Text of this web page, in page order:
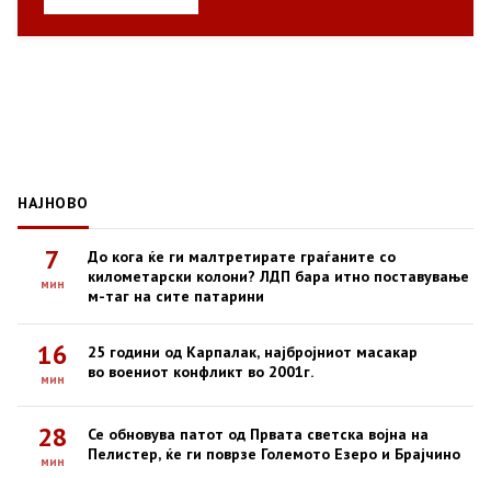
НАЈНОВО
7
мин
До кога ќе ги малтретирате граѓаните со
километарски колони? ЛДП бара итно поставување
м-таг на сите патарини
16
мин
25 години од Карпалак, најбројниот масакар
во воениот конфликт во 2001г.
28
мин
Се обновува патот од Првата светска војна на
Пелистер, ќе ги поврзе Големото Езеро и Брајчино